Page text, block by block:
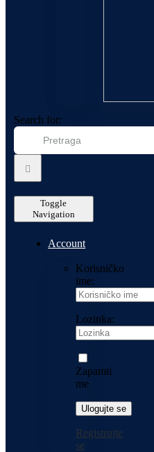
Search for:
Toggle
Navigation
Account
Korisničko
ime:
Lozinka:
Zapamti
me
Registrujte
se